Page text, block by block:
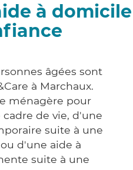
à domicile
âgées sont
à Marchaux.
ménagère pour
de vie, d'une
suite à une
d'une aide à
suite à une